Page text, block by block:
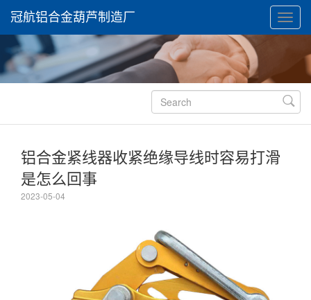
冠航铝合金葫芦制造厂

铝合金紧线器收紧绝缘导线时容易打滑
是怎么回事
2023-05-04